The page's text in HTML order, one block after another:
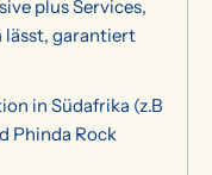
plus Services,
lässt, garantiert
in Südafrika (z.B
Phinda Rock